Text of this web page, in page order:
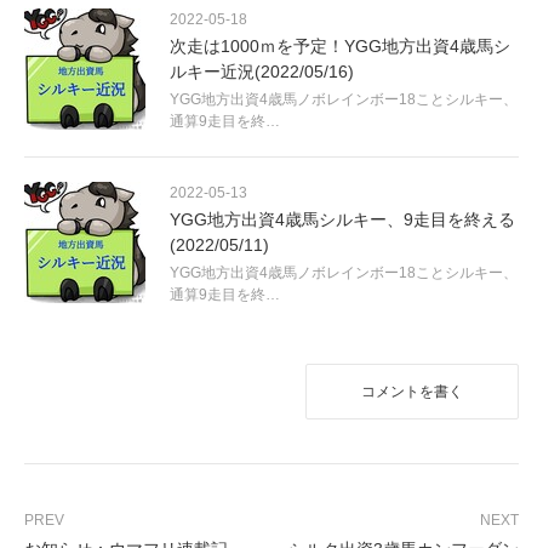
2022-05-18
次走は1000ｍを予定！YGG地方出資4歳馬シ
ルキー近況(2022/05/16)
YGG地方出資4歳馬ノボレインボー18ことシルキー、
通算9走目を終…
2022-05-13
YGG地方出資4歳馬シルキー、9走目を終える
(2022/05/11)
YGG地方出資4歳馬ノボレインボー18ことシルキー、
通算9走目を終…
コメントを書く